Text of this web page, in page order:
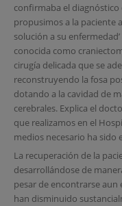
confirmaba el
propusimos a la paciente
solución a su
conocida como
cirugía delicada que se
reconstruyendo la fosa
dotando a la cavidad de
cerebrales. Explica el
que realizamos en el
medios necesario ha sido
La recuperación de la
desarrollándose de
pesar de encontrarse aun
han disminuido